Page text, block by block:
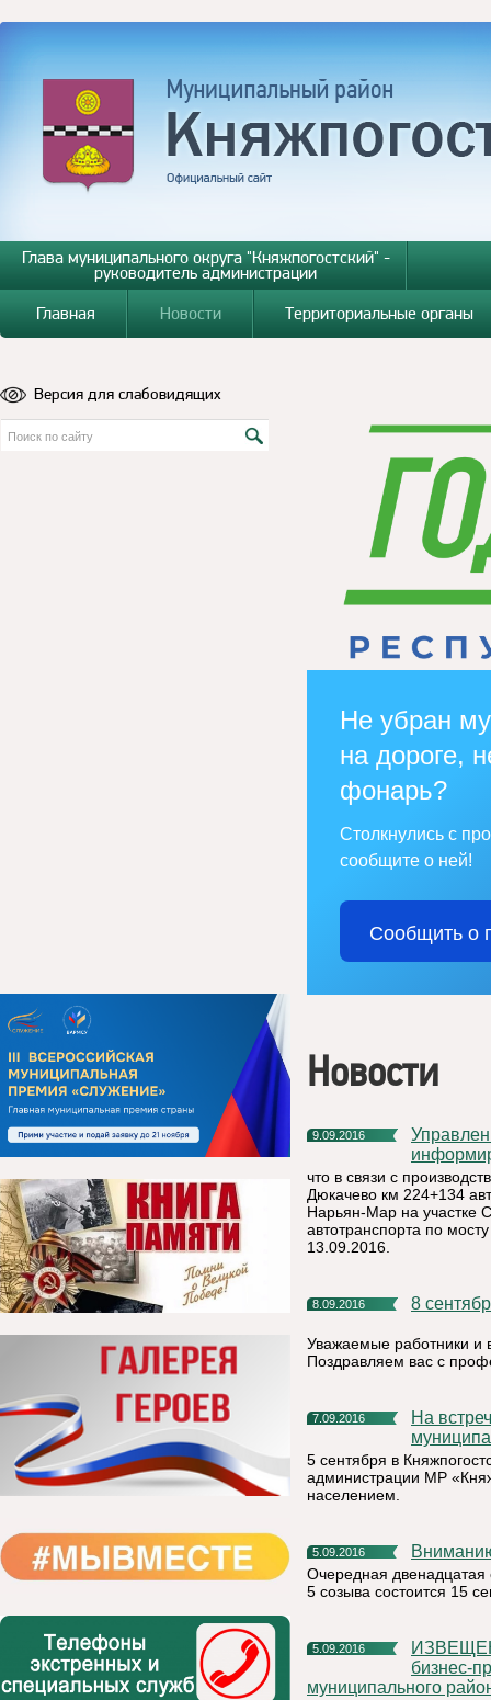
Глава муниципального округа "Княжпогостский" -
руководитель администрации
Главная
Новости Территориальные органы
Версия для слабовидящих
Не убран
на дороге,
фонарь?
Столкнулись с
сообщите о ней!
Сообщить о
Новости
9.09.2016
Управление автомобильных дорог Республики Коми
что в связи с
Дюкачево км 224+134
Нарьян-Мар на участке
автотранспорта по
13.09.2016.
8.09.2016 8
Уважаемые работники и
Поздравляем вас с
7.09.2016
На встрече с населением обсуждены перспективы развития
5 сентября в
администрации МР
населением.
5.09.2016
Очередная двенадцатая
5 созыва состоится 15
5.09.2016
ИЗВЕЩЕНИЕ о проведении открытого конкурса по отбору
бизнес-
муниципального